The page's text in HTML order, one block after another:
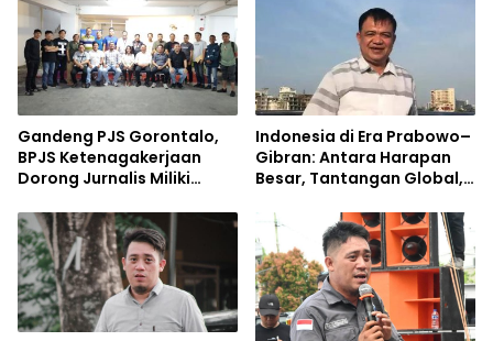
Gandeng PJS Gorontalo,
BPJS Ketenagakerjaan
Dorong Jurnalis Miliki
Sosial
Indonesia di Era Prabowo–
Gibran: Antara Harapan
Besar, Tantangan Global,